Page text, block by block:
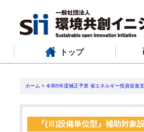
トップ
ホーム > 令和5年度補正予算 省エネルギー投資促進
『(Ⅲ)設備単位型』補助対象